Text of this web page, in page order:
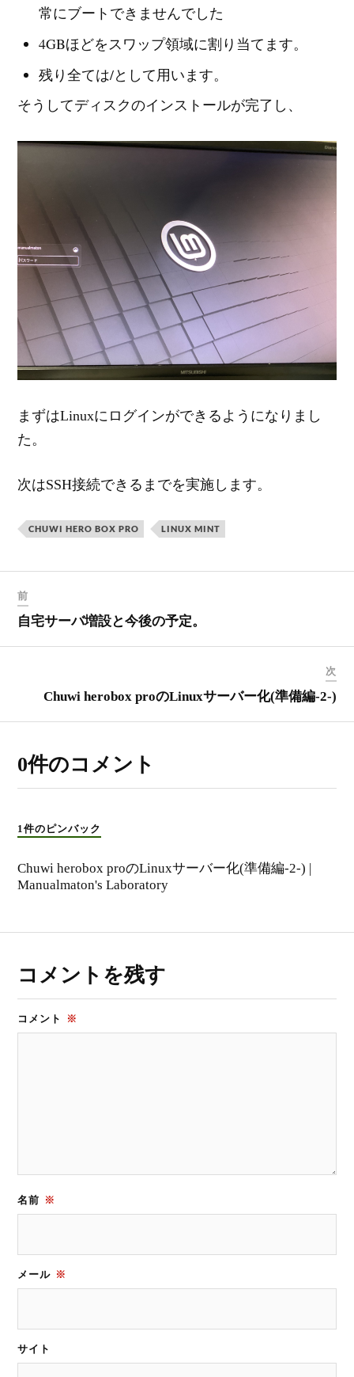
常にブートできませんでした
4GBほどをスワップ領域に割り当てます。
残り全ては/として用います。
そうしてディスクのインストールが完了し、
まずはLinuxにログインができるようになりまし
た。
次はSSH接続できるまでを実施します。
CHUWI HERO BOX PRO LINUX MINT
前
自宅サーバ増設と今後の予定。
次
Chuwi herobox proのLinuxサーバー化(準備編-2-)
0件のコメント
1件のピンバック
Chuwi herobox proのLinuxサーバー化(準備編-2-) |
Manualmaton's Laboratory
コメントを残す
コメント ※
名前 ※
メール ※
サイト